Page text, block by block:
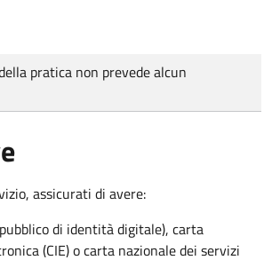
pratica non prevede alcun
assicurati di avere:
di identità digitale), carta
(CIE) o carta nazionale dei servizi